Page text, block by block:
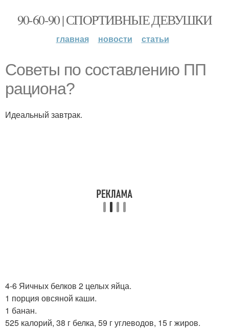
90-60-90 | СПОРТИВНЫЕ ДЕВУШКИ
главная новости статьи
Советы по составлению ПП
рациона?
Идеальный завтрак.
4-6 Яичных белков 2 целых яйца.
1 порция овсяной каши.
1 банан.
525 калорий, 38 г белка, 59 г углеводов, 15 г жиров.